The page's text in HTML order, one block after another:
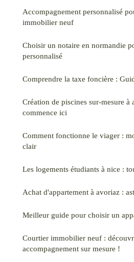
Accompagnement personnalisé
immobilier neuf
Choisir un notaire en normandie
personnalisé
Comprendre la taxe foncière :
Création de piscines sur-mesure
commence ici
Comment fonctionne le viager :
clair
Les logements étudiants à nice :
Achat d'appartement à avoriaz :
Meilleur guide pour choisir un
Courtier immobilier neuf :
accompagnement sur mesure !